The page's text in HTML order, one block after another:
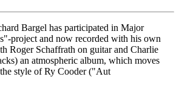
Bargel has participated in Major
project and now recorded with his own
Roger Schaffrath on guitar and Charlie
an atmospheric album, which moves
style of Ry Cooder ("Aut